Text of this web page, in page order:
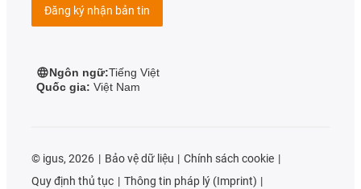
Đăng ký nhận bản tin
Ngôn ngữ:Tiếng Việt
Quốc gia: Việt Nam
© igus, 2026 Bảo vệ dữ liệu
Chính sách cookie
Quy định thủ tục
Thông tin pháp lý (Imprint)